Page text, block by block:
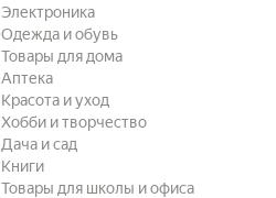
Электроника
Одежда и обувь
Товары для дома
Аптека
Красота и уход
Хобби и творчество
Дача и сад
Книги
Товары для школы и офиса